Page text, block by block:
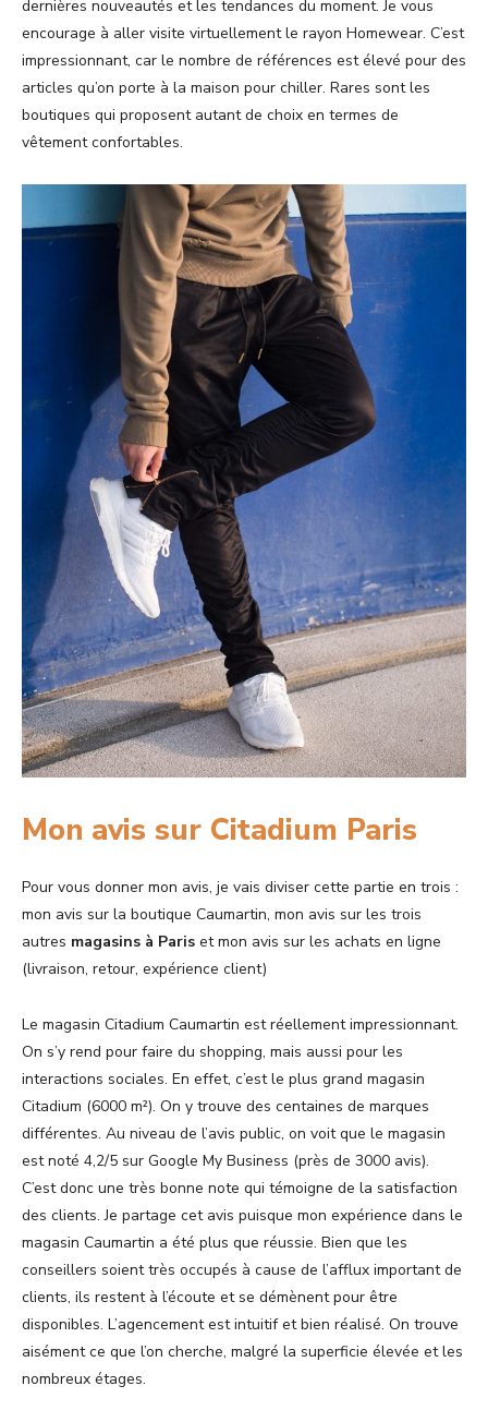
dernières nouveautés et les tendances du moment. Je vous
encourage à aller visite virtuellement le rayon Homewear. C’est
impressionnant, car le nombre de références est élevé pour des
articles qu’on porte à la maison pour chiller. Rares sont les
boutiques qui proposent autant de choix en termes de
vêtement confortables.
Mon avis sur Citadium Paris
Pour vous donner mon avis, je vais diviser cette partie en trois :
mon avis sur la boutique Caumartin, mon avis sur les trois
autres magasins à Paris et mon avis sur les achats en ligne
(livraison, retour, expérience client)
Le magasin Citadium Caumartin est réellement impressionnant.
On s’y rend pour faire du shopping, mais aussi pour les
interactions sociales. En effet, c’est le plus grand magasin
Citadium (6000 m²). On y trouve des centaines de marques
différentes. Au niveau de l’avis public, on voit que le magasin
est noté 4,2/5 sur Google My Business (près de 3000 avis).
C’est donc une très bonne note qui témoigne de la satisfaction
des clients. Je partage cet avis puisque mon expérience dans le
magasin Caumartin a été plus que réussie. Bien que les
conseillers soient très occupés à cause de l’afflux important de
clients, ils restent à l’écoute et se démènent pour être
disponibles. L’agencement est intuitif et bien réalisé. On trouve
aisément ce que l’on cherche, malgré la superficie élevée et les
nombreux étages.